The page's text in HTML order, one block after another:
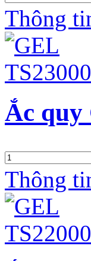
Thông
Ắc quy
Thông